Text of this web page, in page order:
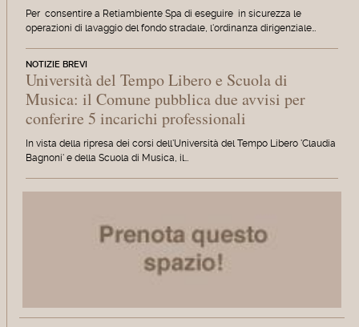
Per consentire a Retiambiente Spa di eseguire in sicurezza le
operazioni di lavaggio del fondo stradale, l'ordinanza dirigenziale…
NOTIZIE BREVI
Università del Tempo Libero e Scuola di
Musica: il Comune pubblica due avvisi per
conferire 5 incarichi professionali
In vista della ripresa dei corsi dell'Università del Tempo Libero 'Claudia
Bagnoni' e della Scuola di Musica, il…